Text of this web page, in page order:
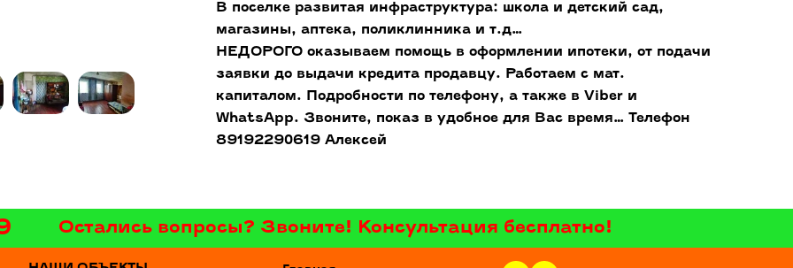
В поселке развитая инфраструктура: школа и детский сад,
магазины, аптека, поликлинника и т.д…
НЕДОРОГО оказываем помощь в оформлении ипотеки, от подачи
заявки до выдачи кредита продавцу. Работаем с мат.
капиталом. Подробности по телефону, а также в Viber и
WhatsApp. Звоните, показ в удобное для Вас время… Телефон
89192290619 Алексей
Остались вопросы? Звоните! Консультация бесплатно!